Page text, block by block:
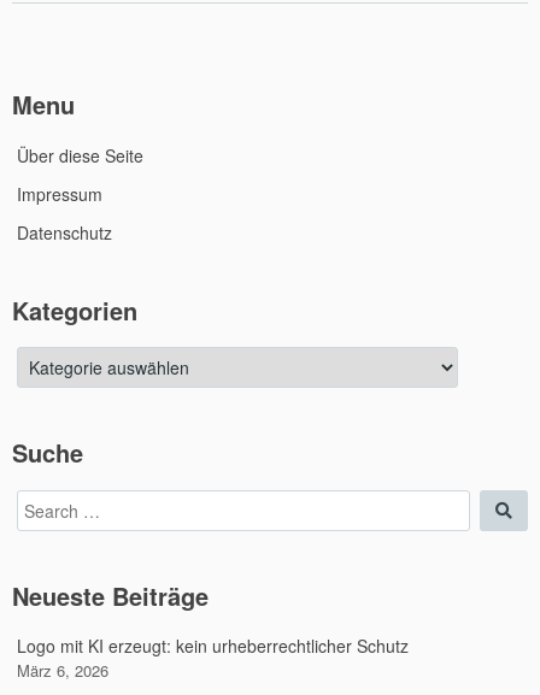
Menu
Über diese Seite
Impressum
Datenschutz
Kategorien
Kategorien
Suche
Search
for:
Neueste Beiträge
Logo mit KI erzeugt: kein urheberrechtlicher Schutz
März 6, 2026